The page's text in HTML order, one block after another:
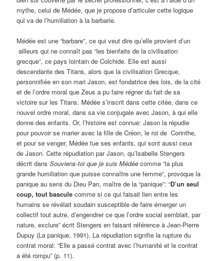
mythe, celui de Médée, que je propose d’articuler cette logique
qui va de l’humiliation à la barbarie.
Médée est une “barbare”, ce qui veut dire qu’elle provient d’un
ailleurs qui ne connaît pas “les bienfaits de la civilisation
grecque”, ce pays lointain de Colchide. Elle est aussi
descendante des Titans, alors que la civilisation Grecque,
personnifiée en son mari Jason, est fondatrice des lois, de la cité
et de l’ordre moral que Zeus a pu faire régner du fait de sa
victoire sur les Titans. Médée s’inscrit dans cette citée, dans ce
nouvel ordre moral, dans sa vie conjugale avec Jason, à qui elle
donne des enfants. Or, l’histoire est connue: Jason la répudie
pour pouvoir se marier avec la fille de Créon, le roi de Corinthe,
et pour se venger, Médée tue ses enfants, qui sont aussi ceux
de Jason. Cette répudiation par Jason, qu’Isabelle Stengers
décrit dansSouviens-toi que je suis Médée comme “la plus
grande humiliation que puisse connaître une femme”, provoque la
panique au sens du Dieu Pan, maître de la “panique”: “D’un seul
coup, tout bascule comme si ce qui faisait lien entre les
humains se révélait soudain susceptible de faire émerger un
collectif tout autre, d’engendrer ce que l’ordre social semblait, par
nature, exclure” écrit Stengers en faisant référence à Jean-Pierre
Dupuy (La panique, 1991). La répudiation signifie la rupture du
contrat moral: “Elle a passé contrat avec l’humanité et le contrat
a été rompu” (p. 11).